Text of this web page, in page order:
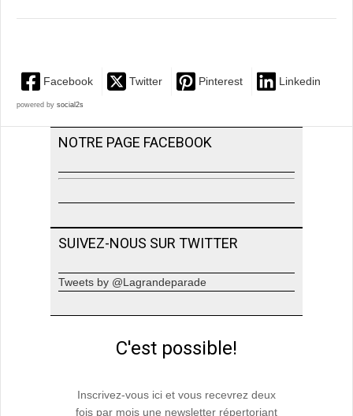
Facebook Twitter Pinterest Linkedin
powered by social2s
NOTRE PAGE FACEBOOK
SUIVEZ-NOUS SUR TWITTER
Tweets by @Lagrandeparade
C'est possible!
Inscrivez-vous ici et vous recevrez deux
fois par mois une newsletter répertoriant